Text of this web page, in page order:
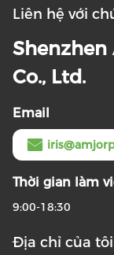
Liên hệ với
Co., Ltd.
Email
Thời gian làm
9:00-18:30
Địa chỉ của tôi